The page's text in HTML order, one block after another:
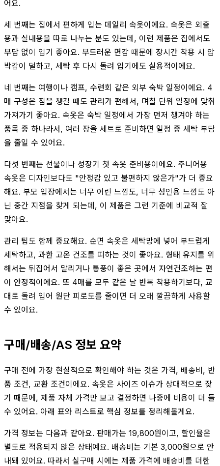
어요.
세 번째는 집에서 편하게 입는 데일리 속옷이에요. 속옷은 외출
용과 실내용을 따로 나누는 분도 있는데, 이런 제품은 집에서도
부담 없이 입기 좋아요. 부드러운 면감 때문에 장시간 착용 시 압
박감이 덜하고, 세탁 후 다시 돌려 입기에도 실용적이에요.
네 번째는 여행이나 캠프, 수련회 같은 외부 숙박 일정이에요. 4
매 구성은 짐을 챙길 때도 관리가 편해서, 며칠 단위 일정에 맞춰
가져가기 좋아요. 속옷은 숙박 일정에서 가장 먼저 챙겨야 하는
품목 중 하나라서, 여러 장을 세트로 준비하면 일정 중 세탁 부담
을 줄일 수 있어요.
다섯 번째는 선물이나 성장기 첫 속옷 준비용이에요. 주니어용
속옷은 디자인보다도 "안정감 있고 불편하지 않은가"가 더 중요
해요. 부모 입장에서는 너무 어린 느낌도, 너무 성인용 느낌도 아
닌 중간 지점을 찾게 되는데, 이 제품은 그런 기준에 비교적 잘
맞아요.
관리 팁도 함께 중요해요. 순면 속옷은 세탁망에 넣어 부드럽게
세탁하고, 과한 고온 건조를 피하는 것이 좋아요. 형태 유지를 위
해서는 뒤집어서 말리거나 통풍이 좋은 곳에서 자연건조하는 편
이 안정적이에요. 또 4매를 모두 같은 날 반복 착용하기보다, 교
대로 돌려 입어 원단 피로도를 줄이면 더 오래 깔끔하게 사용할
수 있어요.
구매/배송/AS 정보 요약
구매 전에 가장 현실적으로 확인해야 하는 것은 가격, 배송비, 반
품 조건, 교환 조건이에요. 속옷은 사이즈 이슈가 상대적으로 잦
기 때문에, 제품 자체 가격만 보고 결정하면 나중에 비용이 더 들
수 있어요. 아래 표와 리스트로 핵심 정보를 정리해볼게요.
가격 정보는 다음과 같아요. 판매가는 19,800원이고, 할인율은
별도로 적용되지 않은 상태예요. 배송비는 기본 3,000원으로 안
내돼 있어요. 따라서 실구매 시에는 제품 가격에 배송비를 더한